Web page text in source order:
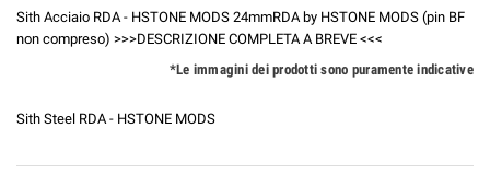
Sith Acciaio RDA - HSTONE MODS 24mmRDA by HSTONE MODS (pin BF
non compreso) >>>DESCRIZIONE COMPLETA A BREVE <<<
*Le immagini dei prodotti sono puramente indicative
Sith Steel RDA - HSTONE MODS